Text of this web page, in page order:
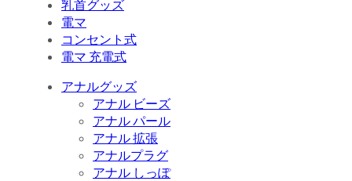
乳首グッズ
電マ
コンセント式
電マ 充電式
アナルグッズ
アナル ビーズ
アナル パール
アナル 拡張
アナルプラグ
アナル しっぽ